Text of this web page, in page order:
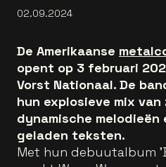
02.09.2024
De Amerikaanse
opent op 3 februari
Vorst Nationaal. De
hun explosieve mix
dynamische melodieën
geladen teksten.
Met hun debuutalbum